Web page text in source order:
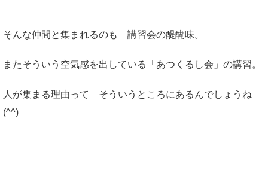
そんな仲間と集まれるのも 講習会の醍醐味。
またそういう空気感を出している「あつくるし会」の講習。
人が集まる理由って そういうところにあるんでしょうね
(^^)